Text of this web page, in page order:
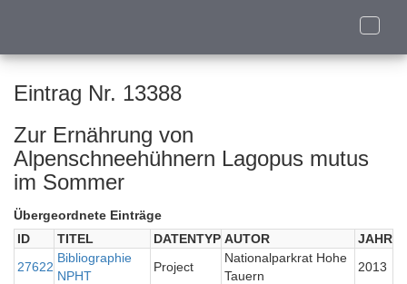
Toggle
Eintrag Nr. 13388
Zur Ernährung von
Alpenschneehühnern Lagopus mutus
im Sommer
Übergeordnete Einträge
ID
TITEL DATENTYP AUTOR
JAHR
27622
Bibliographie
NPHT
Project
Nationalparkrat Hohe
Tauern
2013